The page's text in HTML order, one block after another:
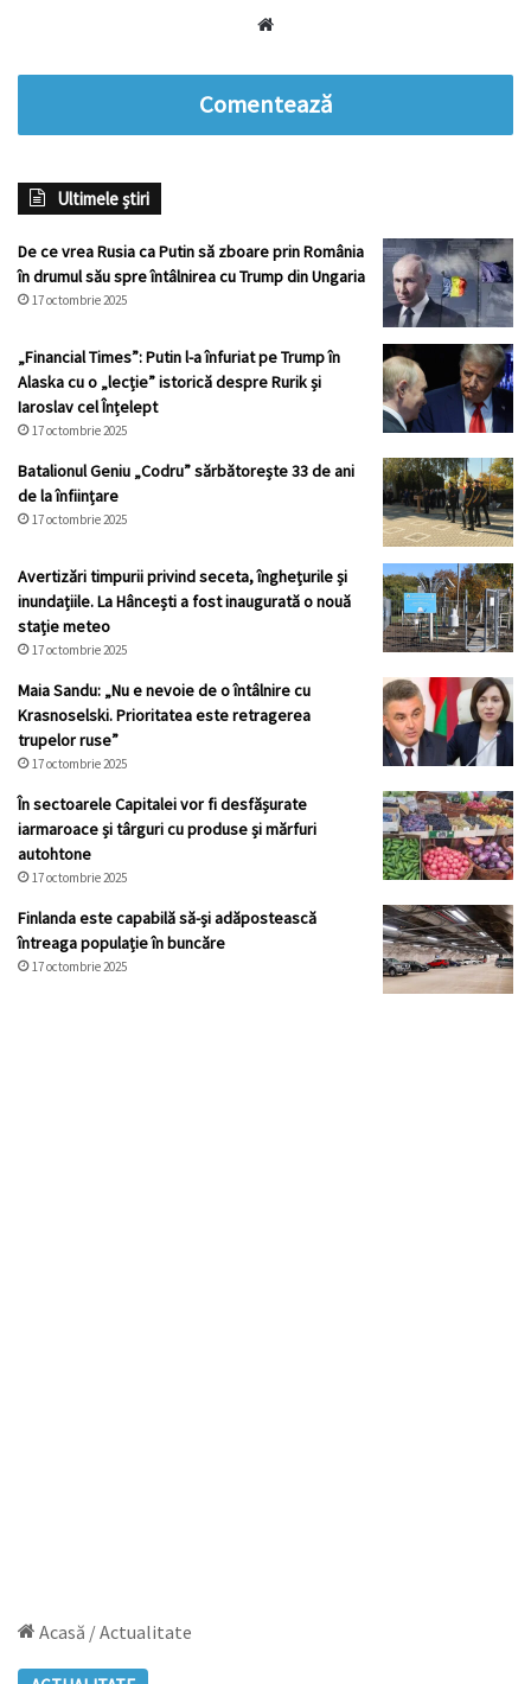
Comentează
Ultimele știri
De ce vrea Rusia ca Putin să zboare prin România
în drumul său spre întâlnirea cu Trump din Ungaria
17 octombrie 2025
„Financial Times”: Putin l-a înfuriat pe Trump în
Alaska cu o „lecție” istorică despre Rurik și
Iaroslav cel Înțelept
17 octombrie 2025
Batalionul Geniu „Codru” sărbătorește 33 de ani
de la înființare
17 octombrie 2025
Avertizări timpurii privind seceta, înghețurile și
inundațiile. La Hâncești a fost inaugurată o nouă
stație meteo
17 octombrie 2025
Maia Sandu: „Nu e nevoie de o întâlnire cu
Krasnoselski. Prioritatea este retragerea
trupelor ruse”
17 octombrie 2025
În sectoarele Capitalei vor fi desfășurate
iarmaroace și târguri cu produse și mărfuri
autohtone
17 octombrie 2025
Finlanda este capabilă să-și adăpostească
întreaga populație în buncăre
17 octombrie 2025